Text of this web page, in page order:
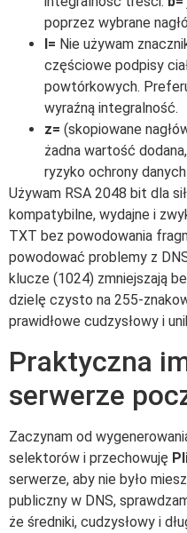
poprzez wybrane
l= Nie używam
częściowe podpisy
powtórkowych.
wyraźną integralność.
z= (skopiowane
żadna wartość
ryzyko ochrony
Używam RSA 2048 bit dla
kompatybilne, wydajne i
TXT bez powodowania
powodować problemy z
klucze (1024) zmniejszają
dzielę czysto na 255-
prawidłowe cudzysłowy i
Praktyczna
serwerze
Zaczynam od
selektorów i przechowuję
serwerze, aby nie było
publiczny w DNS,
że średniki, cudzysłowy i